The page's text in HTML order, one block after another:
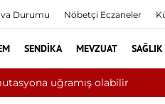
Durumu Nöbetçi Eczaneler
SENDIKA MEVZUAT
ilk 6 ayında 10 bini aşkın